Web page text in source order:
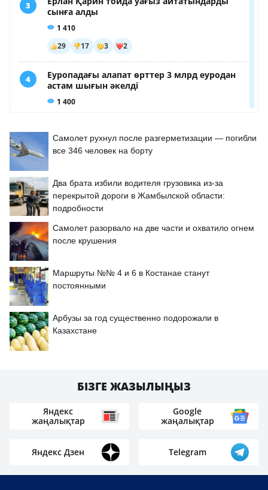
Самолет рухнул после разгерметизации — погибли
все 346 человек на борту
Два брата избили водителя грузовика из-за
перекрытой дороги в Жамбылской области:
подробности
Самолет разорвало на две части и охватило огнем
после крушения
Маршруты №№ 4 и 6 в Костанае станут
постоянными
Арбузы за год существенно подорожали в
Казахстане
БІЗГЕ ЖАЗЫЛЫҢЫЗ
Яндекс
жаңалықтар
Google
жаңалықтар
Яндекс Дзен Telegram